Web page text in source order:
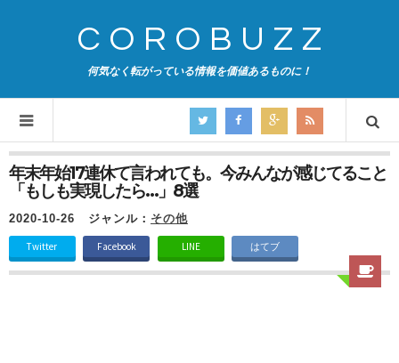
COROBUZZ
何気なく転がっている情報を価値あるものに！
年末年始17連休て言われても。今みんなが感じてること
「もしも実現したら…」8選
2020-10-26 ジャンル： その他
Twitter Facebook LINE はてブ